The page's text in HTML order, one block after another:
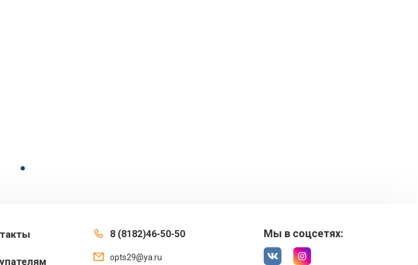
8 (8182)46-50-50
opts29@ya.ru
Мы в соцсетях: